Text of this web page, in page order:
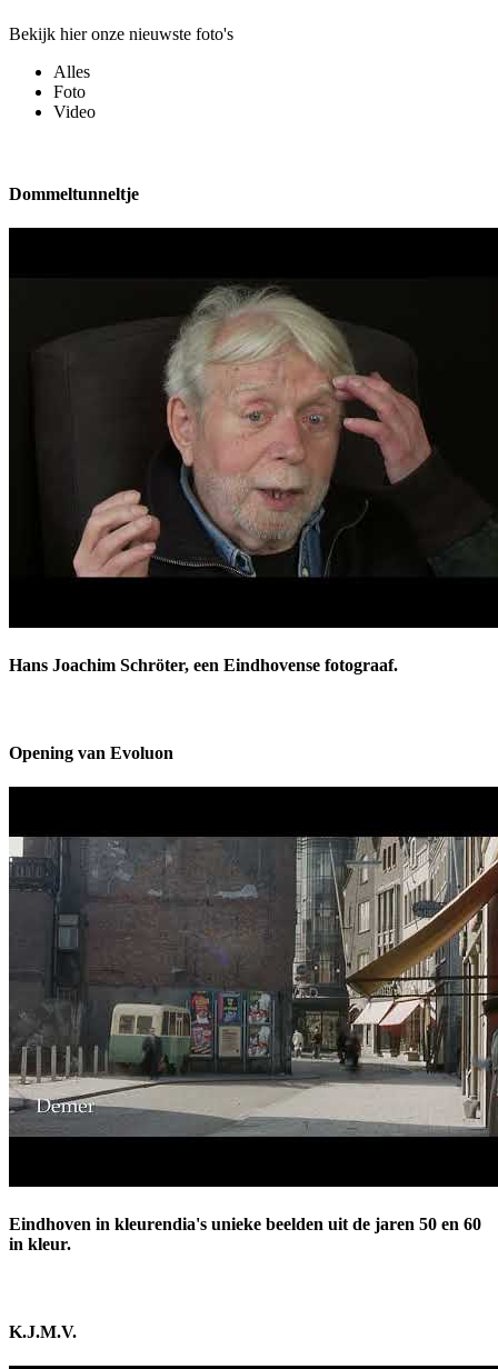
Bekijk hier onze nieuwste foto's
Alles
Foto
Video
Dommeltunneltje
Hans Joachim Schröter, een Eindhovense fotograaf.
Opening van Evoluon
Eindhoven in kleurendia's unieke beelden uit de jaren 50 en 60
in kleur.
K.J.M.V.